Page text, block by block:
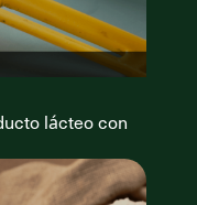
lácteo con